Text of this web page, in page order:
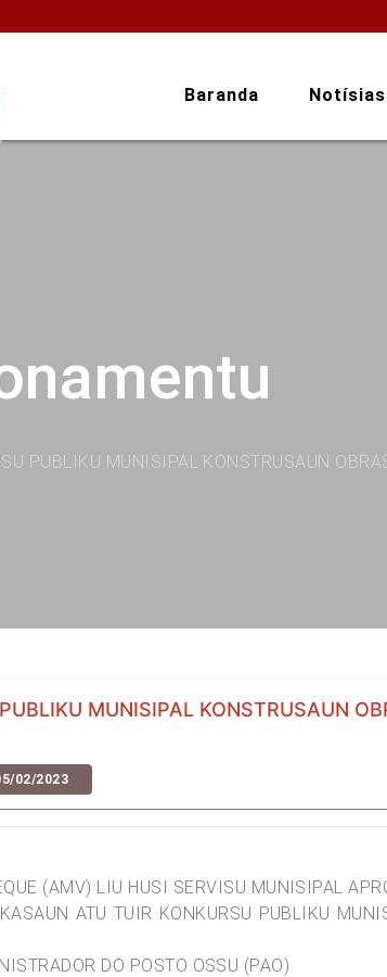
Baranda Notísias
PUBLIKU MUNISIPAL KONSTRUSAUN
MUNISIPAL KONSTRUSAUN
02/2023
(AMV) LIU HUSI SERVISU MUNISIPAL
ATU TUIR KONKURSU PUBLIKU
DO POSTO OSSU (PAO)